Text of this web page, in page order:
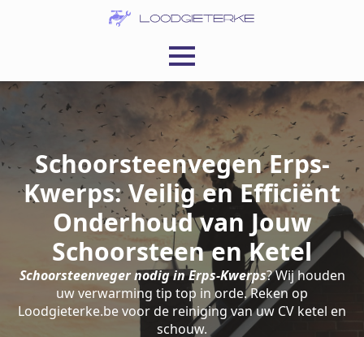
Schoorsteenvegen Erps-
Kwerps: Veilig en Efficiënt
Onderhoud van Jouw
Schoorsteen en Ketel
Schoorsteenveger nodig in Erps-Kwerps? Wij houden
uw verwarming tip top in orde. Reken op
Loodgieterke.be voor de reiniging van uw CV ketel en
schouw.